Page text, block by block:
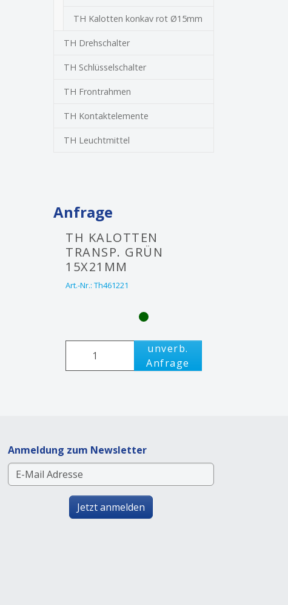
TH Kalotten konkav rot Ø15mm
TH Drehschalter
TH Schlüsselschalter
TH Frontrahmen
TH Kontaktelemente
TH Leuchtmittel
Anfrage
TH KALOTTEN
TRANSP. GRÜN
15X21MM
Art.-Nr.: Th461221
unverb.
Anfrage
Anmeldung zum Newsletter
Jetzt anmelden